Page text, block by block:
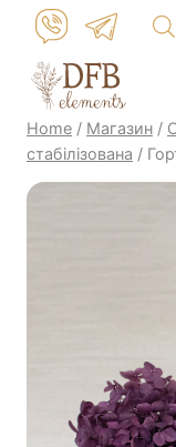
Skip
content
Home / Магазин /
стабілізована /